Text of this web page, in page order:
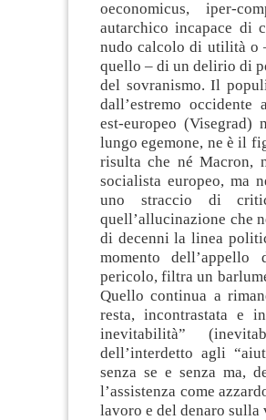
oeconomicus, iper-
autarchico incapace di
nudo calcolo di utilità o
quello – di un delirio di
del sovranismo. Il
dall’estremo occidente
est-europeo
lungo egemone, ne è il
risulta che né Macron,
socialista europeo, ma
uno straccio di
quell’allucinazione che
di decenni la linea
momento
pericolo, filtra un
Quello continua a
resta, incontrastata e
inevitabilità”
dell’interdetto agli
senza se e senza ma,
l’assistenza come
lavoro e del denaro